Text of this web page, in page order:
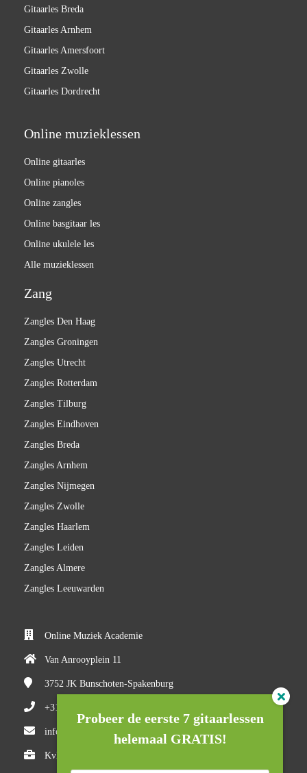
Gitaarles Breda
Gitaarles Arnhem
Gitaarles Amersfoort
Gitaarles Zwolle
Gitaarles Dordrecht
Online muzieklessen
Online gitaarles
Online pianoles
Online zangles
Online basgitaar les
Online ukulele les
Alle muzieklessen
Zang
Zangles Den Haag
Zangles Groningen
Zangles Utrecht
Zangles Rotterdam
Zangles Tilburg
Zangles Eindhoven
Zangles Breda
Zangles Arnhem
Zangles Nijmegen
Zangles Zwolle
Zangles Haarlem
Zangles Leiden
Zangles Almere
Zangles Leeuwarden
Online Muziek Academie
Van Anrooyplein 11
3752 JK Bunschoten-Spakenburg
+31(0)618710527
info@onlinemuziekacademie.nl
KvK nummer: 84983205
Probeer de eerste 7 gitaarlessen
helemaal GRATIS!